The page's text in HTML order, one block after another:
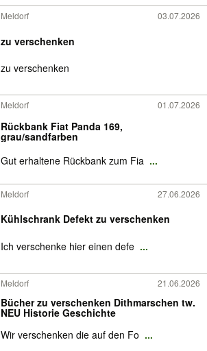
Meldorf 03.07.2026
zu verschenken
zu verschenken
Meldorf 01.07.2026
Rückbank Fiat Panda 169,
grau/sandfarben
Gut erhaltene Rückbank zum Fia ...
Meldorf 27.06.2026
Kühlschrank Defekt zu verschenken
Ich verschenke hier einen defe ...
Meldorf 21.06.2026
Bücher zu verschenken Dithmarschen tw.
NEU Historie Geschichte
Wir verschenken die auf den Fo ...